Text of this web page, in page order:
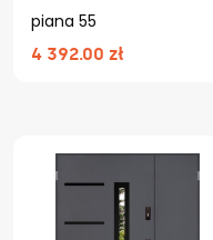
piana 55
4 392.00 zł